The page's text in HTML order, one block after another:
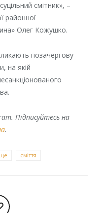
смітник», –
районної
Олег Кожушко.
позачергову
на якій
Підписуйтесь на
.
сміття